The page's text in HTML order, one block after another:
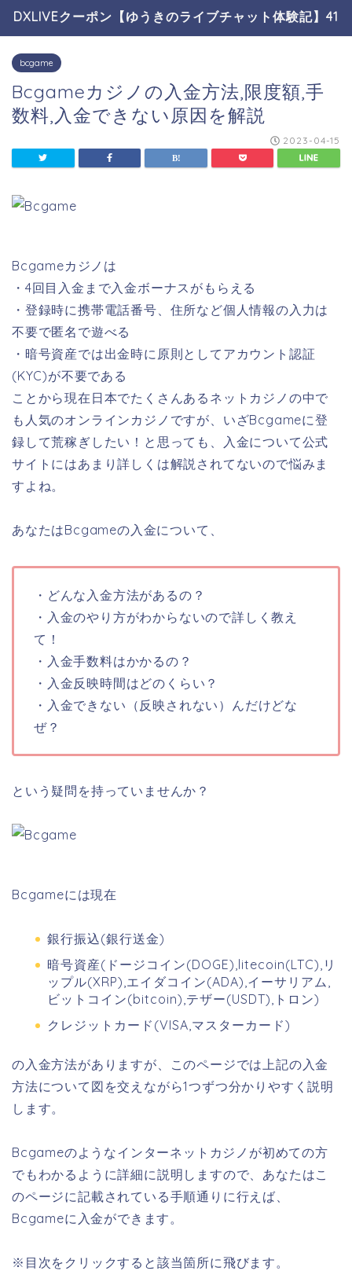
DXLIVEクーポン【ゆうきのライブチャット体験記】41
bcgame
Bcgameカジノの入金方法,限度額,手
数料,入金できない原因を解説
2023-04-15
Bcgameカジノは
・4回目入金まで入金ボーナスがもらえる
・登録時に携帯電話番号、住所など個人情報の入力は
不要で匿名で遊べる
・暗号資産では出金時に原則としてアカウント認証
(KYC)が不要である
ことから現在日本でたくさんあるネットカジノの中で
も人気のオンラインカジノですが、いざBcgameに登
録して荒稼ぎしたい！と思っても、入金について公式
サイトにはあまり詳しくは解説されてないので悩みま
すよね。
あなたはBcgameの入金について、
・どんな入金方法があるの？
・入金のやり方がわからないので詳しく教え
て！
・入金手数料はかかるの？
・入金反映時間はどのくらい？
・入金できない（反映されない）んだけどな
ぜ？
という疑問を持っていませんか？
Bcgameには現在
銀行振込(銀行送金)
暗号資産(ドージコイン(DOGE),litecoin(LTC),リ
ップル(XRP),エイダコイン(ADA),イーサリアム,
ビットコイン(bitcoin),テザー(USDT),トロン)
クレジットカード(VISA,マスターカード)
の入金方法がありますが、このページでは上記の入金
方法について図を交えながら1つずつ分かりやすく説明
します。
Bcgameのようなインターネットカジノが初めての方
でもわかるように詳細に説明しますので、あなたはこ
のページに記載されている手順通りに行えば、
Bcgameに入金ができます。
※目次をクリックすると該当箇所に飛びます。